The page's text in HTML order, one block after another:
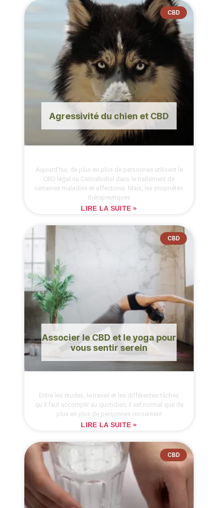
CBD
Agressivité du chien et CBD
Aujourd’hui, de plus en plus de personnes utilisent le
CBD légal ou Cannabidiol dans le traitement de
certaines maladies et affections. Mais, les propriétés
thérapeutiques
LIRE LA SUITE »
CBD
Associer le CBD et le yoga pour
vous sentir serein
Entre les études, le travail et les différentes tâches
qu’il faut accomplir au quotidien, il est normal que de
plus en plus de personnes ressentent
LIRE LA SUITE »
CBD